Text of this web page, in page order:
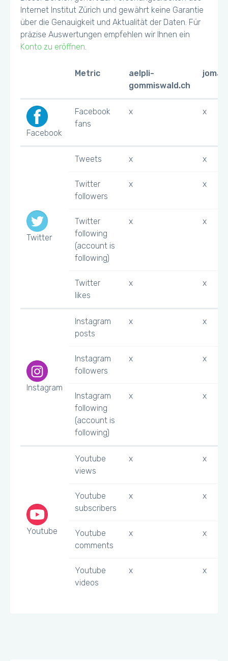
Internet Institut Zürich und gewährt keine Garantie
über die Genauigkeit und Aktualität der Daten. Für
präzise Auswertungen empfehlen wir Ihnen ein
Konto zu eröffnen.
Metric
aelpli-
gommiswald.ch
Facebook
Facebook
fans
x x
Twitter
Tweets x x
Twitter
followers
x x
Twitter
following
(account is
following)
x x
Twitter
likes
x x
Instagram
Instagram
posts
x x
Instagram
followers
x x
Instagram
following
(account is
following)
x x
Youtube
Youtube
views
x x
Youtube
subscribers
x x
Youtube
comments
x x
Youtube
videos
x x